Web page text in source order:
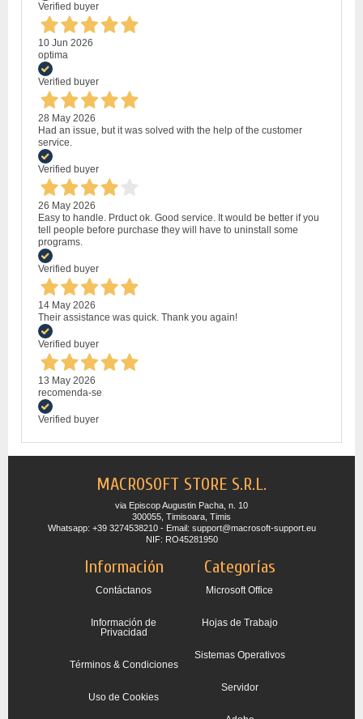
Verified buyer
10 Jun 2026
optima
Verified buyer
28 May 2026
Had an issue, but it was solved with the help of the customer
service.
Verified buyer
26 May 2026
Easy to handle. Prduct ok. Good service. It would be better if you
tell people before purchase they will have to uninstall some
programs.
Verified buyer
14 May 2026
Their assistance was quick. Thank you again!
Verified buyer
13 May 2026
recomenda-se
Verified buyer
MACROSOFT STORE S.R.L.
via Episcop Augustin Pacha, n. 10
300055, Timisoara, Timis
Whatsapp: +39 3274538210 - Email: support@macrosoft-support.eu
NIF: RO45281950
Información
Contáctanos
Información de
Privacidad
Términos & Condiciones
Uso de Cookies
Categorías
Microsoft Office
Hojas de Trabajo
Sistemas Operativos
Servidor